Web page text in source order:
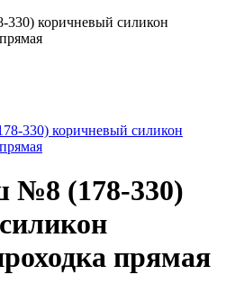
коричневый силикон
№8 (178-330)
прямая